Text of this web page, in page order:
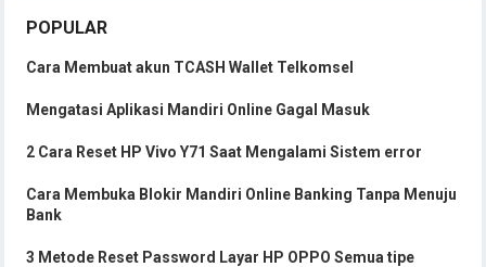
POPULAR
Cara Membuat akun TCASH Wallet Telkomsel
Mengatasi Aplikasi Mandiri Online Gagal Masuk
2 Cara Reset HP Vivo Y71 Saat Mengalami Sistem error
Cara Membuka Blokir Mandiri Online Banking Tanpa Menuju
Bank
3 Metode Reset Password Layar HP OPPO Semua tipe